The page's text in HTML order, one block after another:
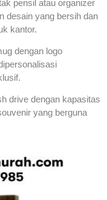
pensil atau organizer
desain yang bersih dan
kantor.
dengan logo
drive dengan kapasitas
yang berguna